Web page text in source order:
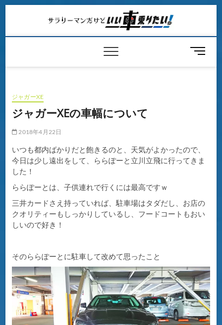
メ
ジャガーXE
ジャガーXEの車幅について
2018年4月22日
いつも都内ばかりだと飽きるのと、天気がよかったので、
今日は少し遠出をして、ららぽーと立川立飛に行ってきま
した！
ららぽーとは、子供連れで行くには最高ですｗ
三井カードさえ持っていれば、駐車場はタダだし、お店の
クオリティーもしっかりしているし、フードコートもおい
しいので好き！
そのららぽーとに駐車して改めて思ったこと